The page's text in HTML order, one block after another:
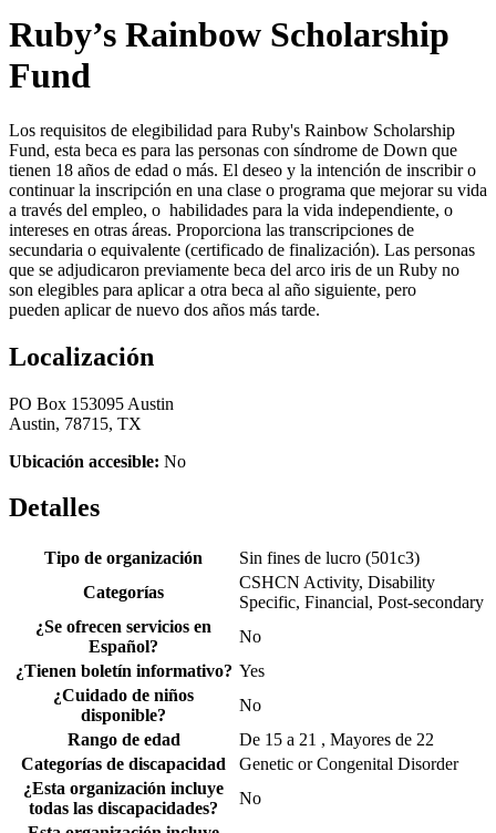
Ruby’s Rainbow Scholarship
Fund
Los requisitos de elegibilidad para Ruby's Rainbow Scholarship
Fund, esta beca es para las personas con síndrome de Down que
tienen 18 años de edad o más. El deseo y la intención de inscribir o
continuar la inscripción en una clase o programa que mejorar su vida
a través del empleo, o habilidades para la vida independiente, o
intereses en otras áreas. Proporciona las transcripciones de
secundaria o equivalente (certificado de finalización). Las personas
que se adjudicaron previamente beca del arco iris de un Ruby no
son elegibles para aplicar a otra beca al año siguiente, pero
pueden aplicar de nuevo dos años más tarde.
Localización
PO Box 153095 Austin
Austin, 78715, TX
Ubicación accesible: No
Detalles
Tipo de organización
Sin fines de lucro (501c3)
Categorías
CSHCN Activity, Disability
Specific, Financial, Post-secondary
¿Se ofrecen servicios en
Español?
No
¿Tienen boletín informativo? Yes
¿Cuidado de niños
disponible?
No
Rango de edad
De 15 a 21 , Mayores de 22
Categorías de discapacidad
Genetic or Congenital Disorder
¿Esta organización incluye
todas las discapacidades?
No